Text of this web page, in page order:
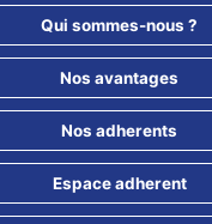
Qui sommes-nous ?
Nos avantages
Nos adherents
Espace adherent